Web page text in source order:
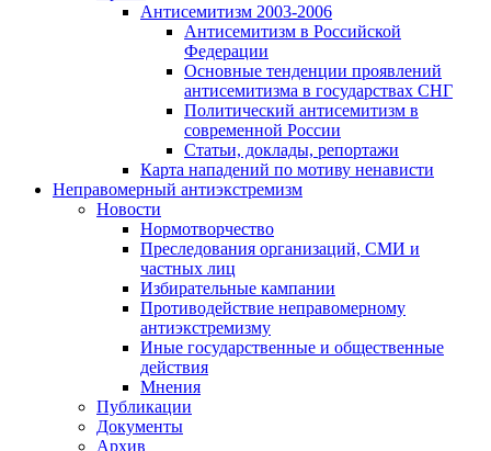
Антисемитизм 2003-2006
Антисемитизм в Российской
Федерации
Основные тенденции проявлений
антисемитизма в государствах СНГ
Политический антисемитизм в
современной России
Статьи, доклады, репортажи
Карта нападений по мотиву ненависти
Неправомерный антиэкстремизм
Новости
Нормотворчество
Преследования организаций, СМИ и
частных лиц
Избирательные кампании
Противодействие неправомерному
антиэкстремизму
Иные государственные и общественные
действия
Мнения
Публикации
Документы
Архив